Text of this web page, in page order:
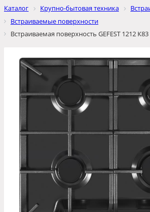
Каталог Крупно-бытовая техника
Встраиваемые поверхности
Встраиваемая поверхность GEFEST 1212 К83